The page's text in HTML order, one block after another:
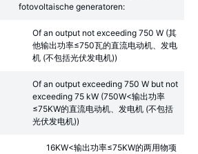
fotovoltaische generatoren:
Of an output not exceeding 750 W (其
他输出功率≤750瓦的直流电动机、发电
机 (不包括光伏发电机))
Of an output exceeding 750 W but not
exceeding 75 kW (750W<输出功率
≤75KW的直流电动机、发电机 (不包括
光伏发电机))
16KW<输出功率≤75KW的两用物项